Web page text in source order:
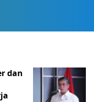
dan